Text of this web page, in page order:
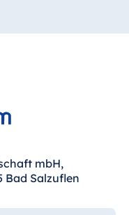
mbH,
Bad Salzuflen